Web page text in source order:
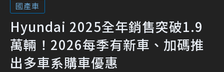
國產車
Hyundai 2025全年銷售突破1.9
萬輛！2026每季有新車、加碼推
出多車系購車優惠